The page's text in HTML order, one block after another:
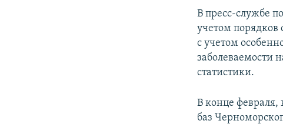
В пресс-службе
учетом порядков
с учетом
заболеваемости
статистики.
В конце
баз